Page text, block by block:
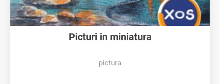
Picturi in miniatura
pictura